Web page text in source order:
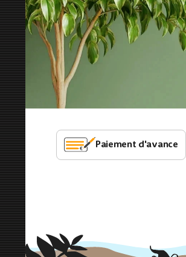
Paiement d'avance